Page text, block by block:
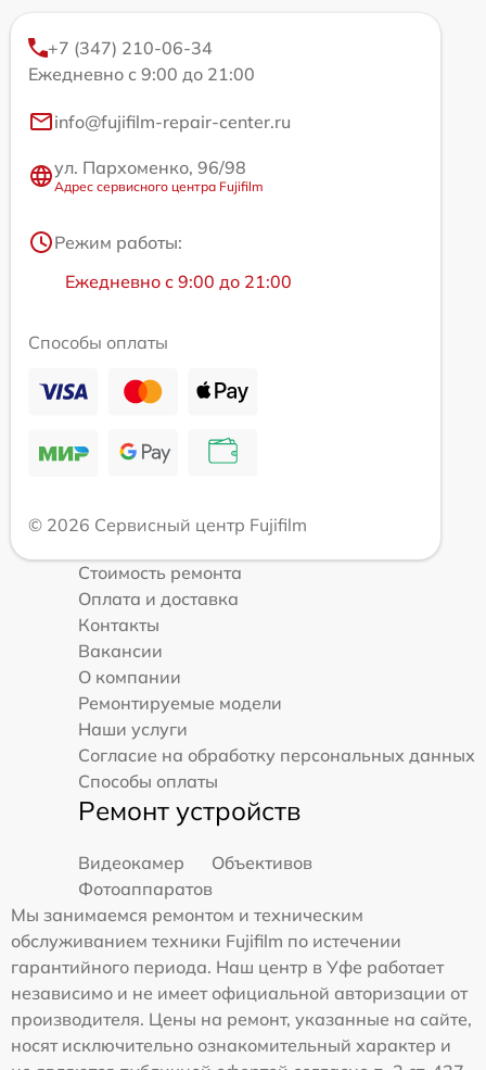
+7 (347) 210-06-34
Ежедневно с 9:00 до 21:00
info@fujifilm-repair-center.ru
ул. Пархоменко, 96/98
Адрес сервисного центра Fujifilm
Режим работы:
Ежедневно с 9:00 до 21:00
Способы оплаты
© 2026 Сервисный центр Fujifilm
Стоимость ремонта
Оплата и доставка
Контакты
Вакансии
О компании
Ремонтируемые модели
Наши услуги
Согласие на обработку персональных данных
Способы оплаты
Ремонт устройств
Видеокамер
Объективов
Фотоаппаратов
Мы занимаемся ремонтом и техническим
обслуживанием техники Fujifilm по истечении
гарантийного периода. Наш центр в Уфе работает
независимо и не имеет официальной авторизации от
производителя. Цены на ремонт, указанные на сайте,
носят исключительно ознакомительный характер и